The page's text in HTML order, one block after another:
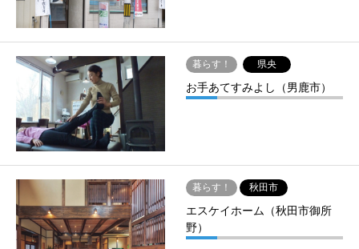
暮らす！ 県央
お手あてすみよし（男鹿市）
暮らす！ 秋田市
エスケイホーム（秋田市御所
野）